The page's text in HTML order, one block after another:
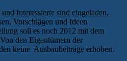
Interessierte sind eingeladen,
Vorschlägen und Ideen
soll es noch 2012 mit dem
den Eigentümern der
keine Ausbaubeiträge erhoben.